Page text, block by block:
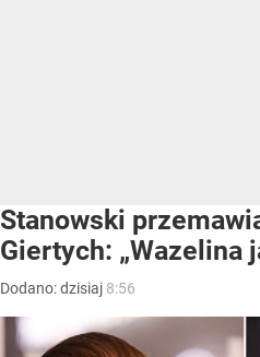
Stanowski
Giertych: „Wazelina
Dodano:dzisiaj 8:56